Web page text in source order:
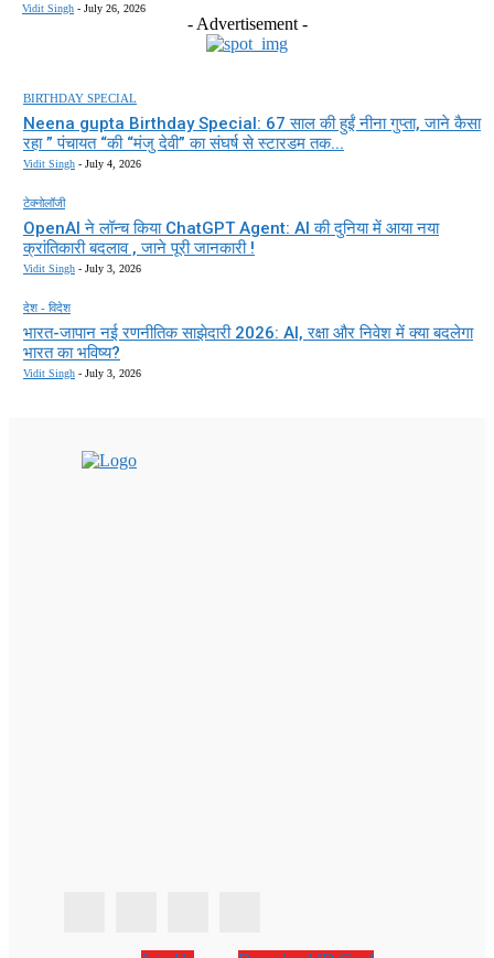
Vidit Singh - July 26, 2026
- Advertisement -
BIRTHDAY SPECIAL
Neena gupta Birthday Special: 67 साल की हुईं नीना गुप्ता, जाने कैसा
रहा ” पंचायत “की “मंजु देवी” का संघर्ष से स्टारडम तक...
Vidit Singh - July 4, 2026
टेक्नोलॉजी
OpenAI ने लॉन्च किया ChatGPT Agent: AI की दुनिया में आया नया
क्रांतिकारी बदलाव , जाने पूरी जानकारी !
Vidit Singh - July 3, 2026
देश - विदेश
भारत-जापान नई रणनीतिक साझेदारी 2026: AI, रक्षा और निवेश में क्या बदलेगा
भारत का भविष्य?
Vidit Singh - July 3, 2026